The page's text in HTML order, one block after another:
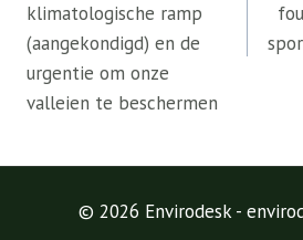
klimatologische ramp
(aangekondigd) en de
urgentie om onze
valleien te beschermen
© 2026 Envirodesk -